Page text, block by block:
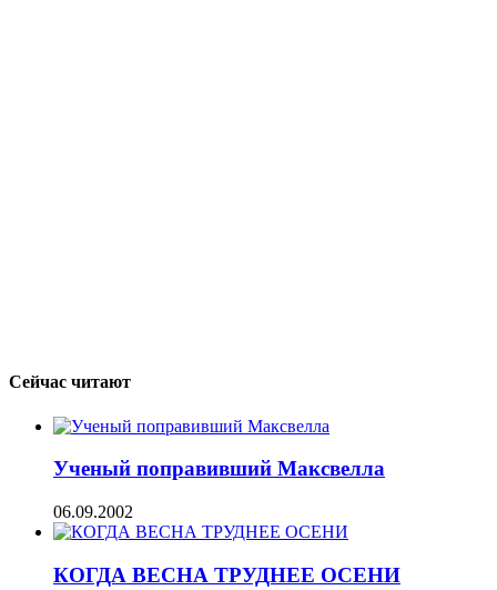
Сейчас читают
Ученый поправивший Максвелла
06.09.2002
КОГДА ВЕСНА ТРУДНЕЕ ОСЕНИ